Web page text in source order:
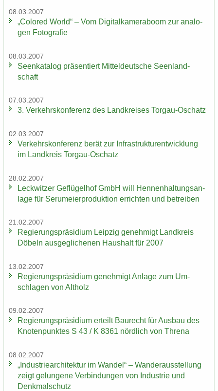
08.03.2007
„Co­lo­red World“ – Vom Di­gi­tal­ka­me­ra­boom zur ana­lo­
gen Fo­to­gra­fie
08.03.2007
Se­en­ka­ta­log prä­sen­tiert Mit­tel­deut­sche Se­en­land­
schaft
07.03.2007
3. Ver­kehrs­kon­fe­renz des Land­krei­ses Torgau-​Oschatz
02.03.2007
Ver­kehrs­kon­fe­renz berät zur In­fra­struk­tur­ent­wick­lung
im Land­kreis Torgau-​Oschatz
28.02.2007
Leck­wit­zer Ge­flü­gel­hof GmbH will Hen­nen­hal­tungs­an­
la­ge für Ser­um­ei­er­pro­duk­ti­on er­rich­ten und be­trei­ben
21.02.2007
Re­gie­rungs­prä­si­di­um Leip­zig ge­neh­migt Land­kreis
Dö­beln aus­ge­gli­che­nen Haus­halt für 2007
13.02.2007
Re­gie­rungs­prä­si­di­um ge­neh­migt An­la­ge zum Um­
schla­gen von Alt­holz
09.02.2007
Re­gie­rungs­prä­si­di­um er­teilt Bau­recht für Aus­bau des
Kno­ten­punk­tes S 43 / K 8361 nörd­lich von Thre­na
08.02.2007
„In­dus­trie­ar­chi­tek­tur im Wan­del“ – Wan­der­aus­stel­lung
zeigt ge­lun­ge­ne Ver­bin­dun­gen von In­dus­trie und
Denk­mal­schutz